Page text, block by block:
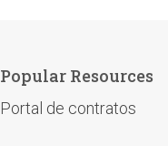
Popular Resources
Portal de contratos